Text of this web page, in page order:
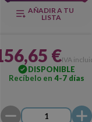
AÑADIR A TU
LISTA
€IVA
DISPONIBLE
Recíbelo en 4-7 días